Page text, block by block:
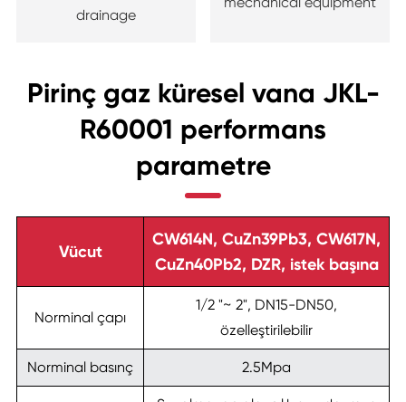
drainage
Pirinç gaz küresel vana JKL-
R60001 performans
parametre
Vücut
CW614N, CuZn39Pb3, CW617N,
CuZn40Pb2, DZR, istek başına
Norminal çapı
1/2 "~ 2", DN15-DN50,
özelleştirilebilir
Norminal basınç 2.5Mpa